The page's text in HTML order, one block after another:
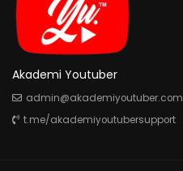
Akademi Youtuber
admin@akademiyoutuber.com
t.me/akademiyoutubersupport